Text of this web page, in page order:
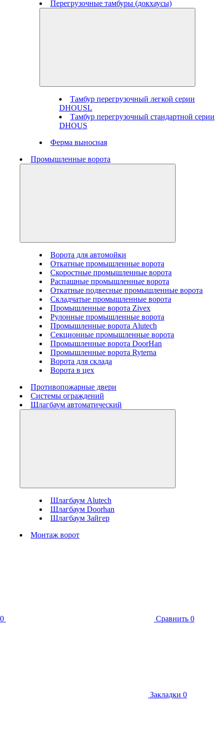
Перегрузочные тамбуры (докхаусы)
Тамбур перегрузочный легкой серии
DHOUSL
Тамбур перегрузочный стандартной серии
DHOUS
Ферма выносная
Промышленные ворота
Ворота для автомойки
Откатные промышленные ворота
Скоростные промышленные ворота
Распашные промышленные ворота
Откатные подвесные промышленные ворота
Складчатые промышленные ворота
Промышленные ворота Zivex
Рулонные промышленные ворота
Промышленные ворота Alutech
Секционные промышленные ворота
Промышленные ворота DoorHan
Промышленные ворота Ryterna
Ворота для склада
Ворота в цех
Противопожарные двери
Системы ограждений
Шлагбаум автоматический
Шлагбаум Alutech
Шлагбаум Doorhan
Шлагбаум Зайгер
Монтаж ворот
0 Сравнить 0
Закладки 0